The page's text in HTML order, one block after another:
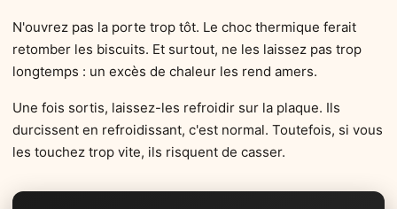
N'ouvrez pas la porte trop tôt. Le choc thermique ferait
retomber les biscuits. Et surtout, ne les laissez pas trop
longtemps : un excès de chaleur les rend amers.
Une fois sortis, laissez-les refroidir sur la plaque. Ils
durcissent en refroidissant, c'est normal. Toutefois, si vous
les touchez trop vite, ils risquent de casser.